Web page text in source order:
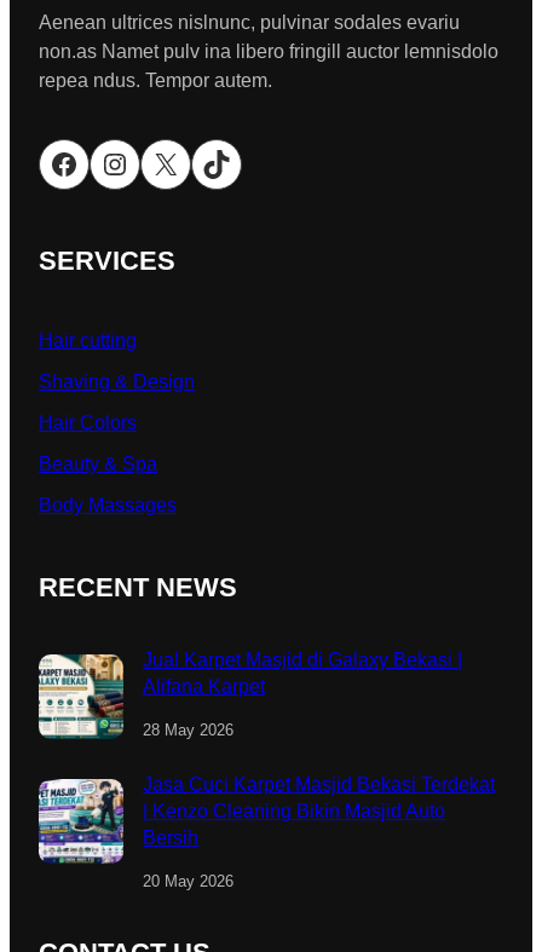
Aenean ultrices nislnunc, pulvinar sodales evariu
non.as Namet pulv ina libero fringill auctor lemnisdolo
repea ndus. Tempor autem.
Facebook Instagram X TikTok
SERVICES
Hair cutting
Shaving & Design
Hair Colors
Beauty & Spa
Body Massages
RECENT NEWS
Jual Karpet Masjid di Galaxy Bekasi |
Alifana Karpet
28 May 2026
Jasa Cuci Karpet Masjid Bekasi Terdekat
| Kenzo Cleaning Bikin Masjid Auto
Bersih
20 May 2026